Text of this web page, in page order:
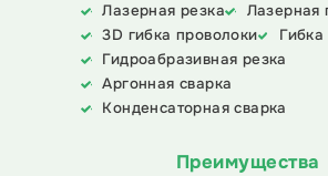
Лазерная резка
Лазерная
3D гибка проволоки
Гидроабразивная резка
Аргонная сварка
Конденсаторная сварка
Преимущества